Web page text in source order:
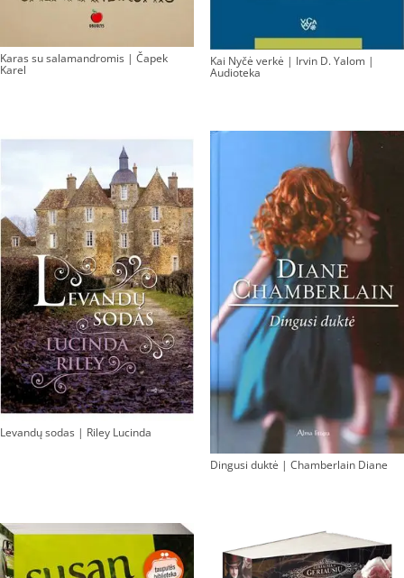
Karas su salamandromis | Čapek
Karel
Kai Nyčė verkė | Irvin D. Yalom |
Audioteka
Levandų sodas | Riley Lucinda
Dingusi duktė | Chamberlain Diane